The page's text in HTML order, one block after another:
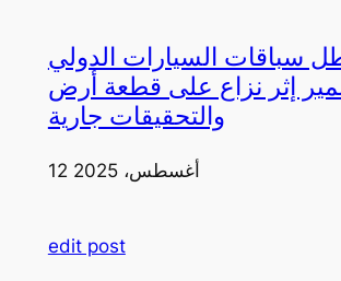
سباقات السيارات الدولي
إثر نزاع على قطعة أرض
والتحقيقات جارية
12 أغسطس، 2025
edit post